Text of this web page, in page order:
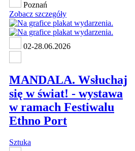
Poznań
Zobacz szczegóły
02-28.06.2026
MANDALA. Wsłuchaj
się w świat! - wystawa
w ramach Festiwalu
Ethno Port
Sztuka